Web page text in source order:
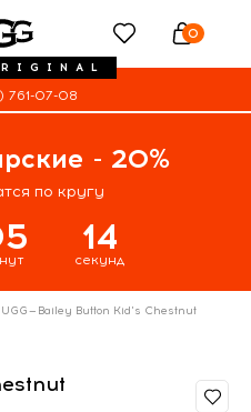
0
761-07-08
- 20%
по кругу
14
секунд
— Bailey Button Kid's Chestnut